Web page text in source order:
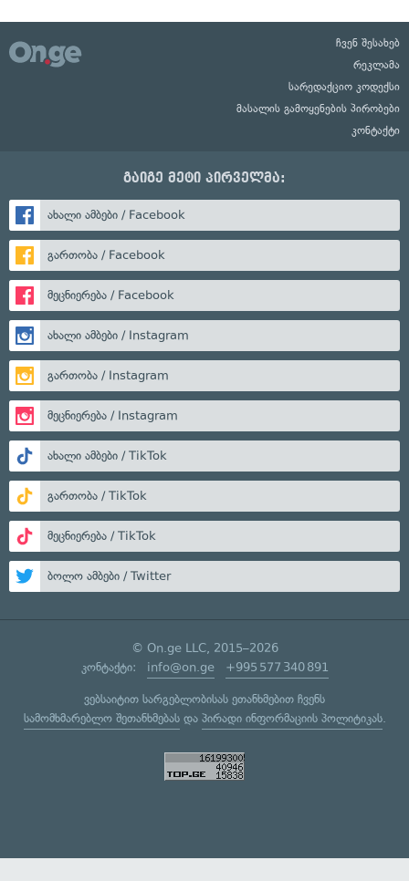
ჩვენ შესახებ
რეკლამა
სარედაქციო კოდექსი
მასალის გამოყენების პირობები
კონტაქტი
გაიგე მეტი პირველმა:
ახალი ამბები / Facebook
გართობა / Facebook
მეცნიერება / Facebook
ახალი ამბები / Instagram
გართობა / Instagram
მეცნიერება / Instagram
ახალი ამბები / TikTok
გართობა / TikTok
მეცნიერება / TikTok
ბოლო ამბები / Twitter
© On.ge LLC, 2015–2026
კონტაქტი: info@on.ge +995 577 340 891
ვებსაიტით სარგებლობისას ეთანხმებით ჩვენს
სამომხმარებლო შეთანხმებასდა პირადი ინფორმაციის პოლიტიკას.